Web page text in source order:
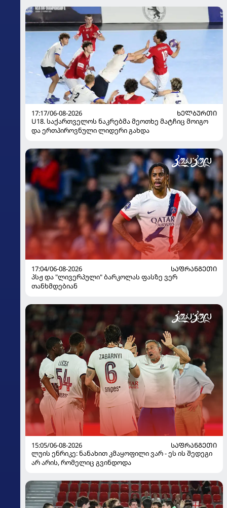
17:17/06-08-2026
ᲮᲔᲚᲑᲣᲠᲗᲘ
U18. საქართველოს ნაკრებმა მეოთხე მატჩიც მოიგო
და ერთპიროვნული ლიდერი გახდა
17:04/06-08-2026
ᲡᲐᲤᲠᲐᲜᲒᲔᲗᲘ
პსჟ და "ლივერპული" ბარკოლას ფასზე ვერ
თანხმდებიან
15:05/06-08-2026
ᲡᲐᲤᲠᲐᲜᲒᲔᲗᲘ
ლუის ენრიკე: ნანახით კმაყოფილი ვარ - ეს ის შედეგი
არ არის, რომელიც გვინდოდა